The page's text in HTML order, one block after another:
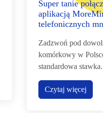
Super tanie
aplikacją
telefonicznych
Zadzwoń pod
komórkowy w
standardowa stawka.
Czytaj więcej